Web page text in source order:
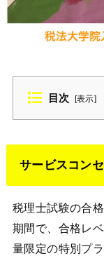
目次 [表示]
サービスコン
税理士試験の合
期間で、合格レ
量限定の特別プ